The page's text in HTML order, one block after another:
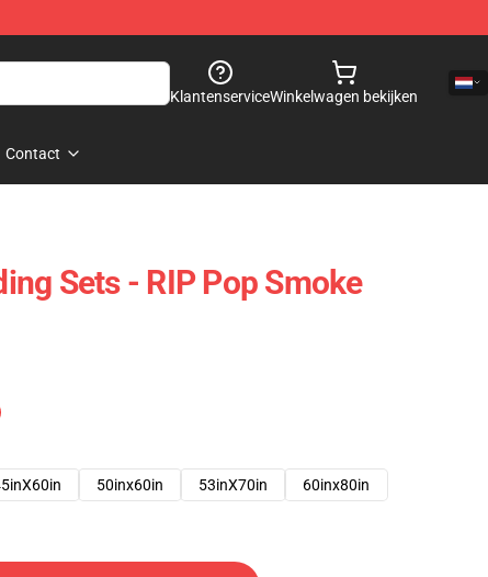
KlantenserviceWinkelwagen bekijken
Contact
Sets - RIP Pop Smoke
50inx60in 53inX70in 60inx80in